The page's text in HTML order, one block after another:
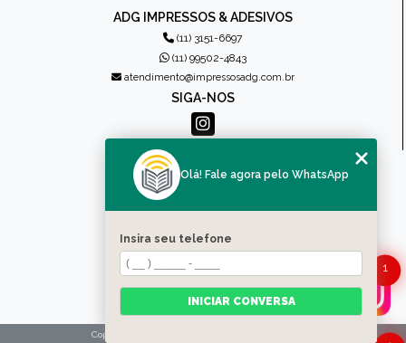
ADG IMPRESSOS & ADESIVOS
(11) 3151-6697
(11) 99502-4843
atendimento@impressosadg.com.br
SIGA-NOS
MENU
QUEM SOMOS
PRODUTOS
CONTATO
CATEGORIAS
MAPA DO SITE
Copyright © Impressos ADG. (Lei 9610 de 19/02/1998)
1
Olá! Fale agora pelo WhatsApp
Insira seu telefone
INICIAR CONVERSA